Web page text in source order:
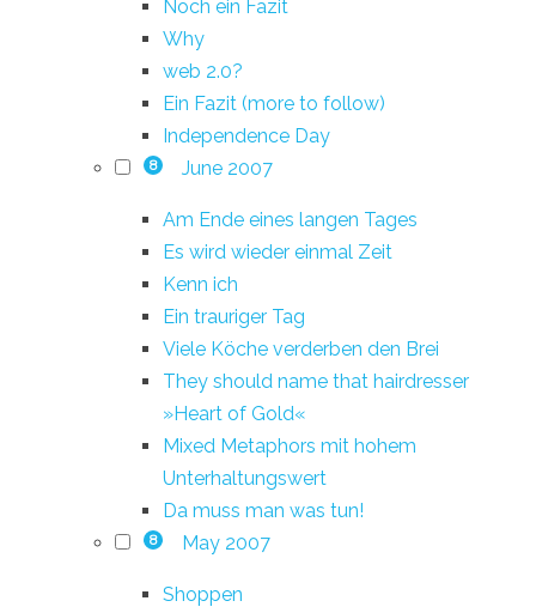
Noch ein Fazit
Why
web 2.0?
Ein Fazit (more to follow)
Independence Day
8 June 2007
Am Ende eines langen Tages
Es wird wieder einmal Zeit
Kenn ich
Ein trauriger Tag
Viele Köche verderben den Brei
They should name that hairdresser
»Heart of Gold«
Mixed Metaphors mit hohem
Unterhaltungswert
Da muss man was tun!
8 May 2007
Shoppen